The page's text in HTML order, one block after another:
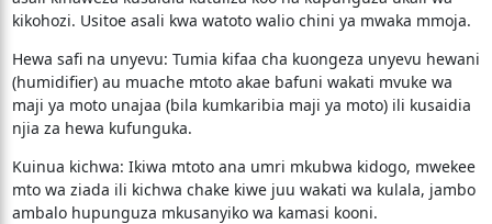
kikohozi. Usitoe asali kwa watoto walio chini ya mwaka mmoja.
​Hewa safi na unyevu: Tumia kifaa cha kuongeza unyevu hewani
(humidifier) au muache mtoto akae bafuni wakati mvuke wa
maji ya moto unajaa (bila kumkaribia maji ya moto) ili kusaidia
njia za hewa kufunguka.
​Kuinua kichwa: Ikiwa mtoto ana umri mkubwa kidogo, mwekee
mto wa ziada ili kichwa chake kiwe juu wakati wa kulala, jambo
ambalo hupunguza mkusanyiko wa kamasi kooni.